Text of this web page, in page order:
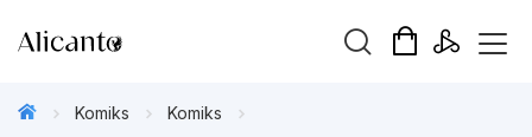
Komiks
Komiks